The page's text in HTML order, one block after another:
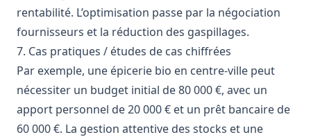
rentabilité. L’optimisation passe par la négociation
fournisseurs et la réduction des gaspillages.
7. Cas pratiques / études de cas chiffrées
Par exemple, une épicerie bio en centre-ville peut
nécessiter un budget initial de 80 000 €, avec un
apport personnel de 20 000 € et un prêt bancaire de
60 000 €. La gestion attentive des stocks et une